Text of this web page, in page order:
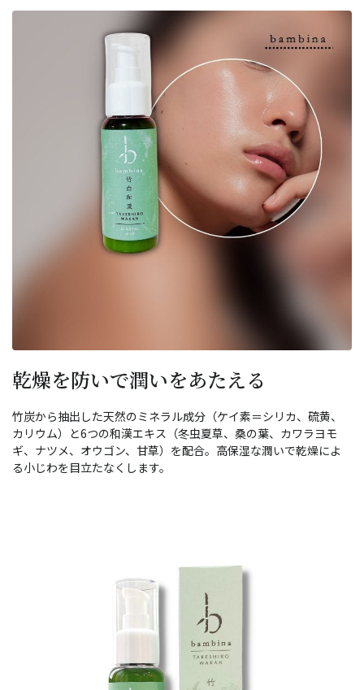
乾燥を防いで潤いをあたえる
竹炭から抽出した天然のミネラル成分（ケイ素＝シリカ、硫黄、
カリウム）と6つの和漢エキス（冬虫夏草、桑の葉、カワラヨモ
ギ、ナツメ、オウゴン、甘草）を配合。高保湿な潤いで乾燥によ
る小じわを目立たなくします。